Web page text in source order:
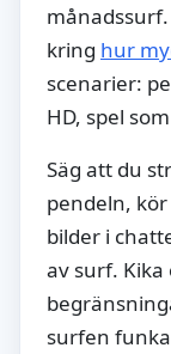
kring hur
scenarier:
HD, spel
Säg att du
pendeln,
bilder i
av surf. Kika
surfen